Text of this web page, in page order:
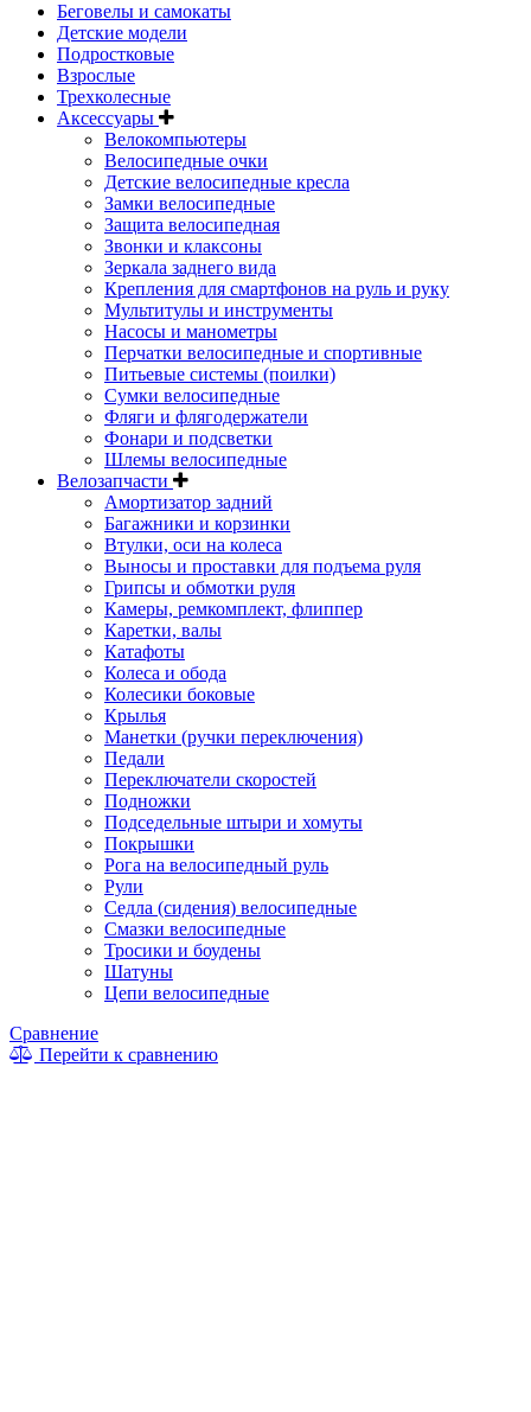
Беговелы и самокаты
Детские модели
Подростковые
Взрослые
Трехколесные
Аксессуары
Велокомпьютеры
Велосипедные очки
Детские велосипедные кресла
Замки велосипедные
Защита велосипедная
Звонки и клаксоны
Зеркала заднего вида
Крепления для смартфонов на руль и руку
Мультитулы и инструменты
Насосы и манометры
Перчатки велосипедные и спортивные
Питьевые системы (поилки)
Сумки велосипедные
Фляги и флягодержатели
Фонари и подсветки
Шлемы велосипедные
Велозапчасти
Амортизатор задний
Багажники и корзинки
Втулки, оси на колеса
Выносы и проставки для подъема руля
Грипсы и обмотки руля
Камеры, ремкомплект, флиппер
Каретки, валы
Катафоты
Колеса и обода
Колесики боковые
Крылья
Манетки (ручки переключения)
Педали
Переключатели скоростей
Подножки
Подседельные штыри и хомуты
Покрышки
Рога на велосипедный руль
Рули
Седла (сидения) велосипедные
Смазки велосипедные
Тросики и боудены
Шатуны
Цепи велосипедные
Сравнение
Перейти к сравнению